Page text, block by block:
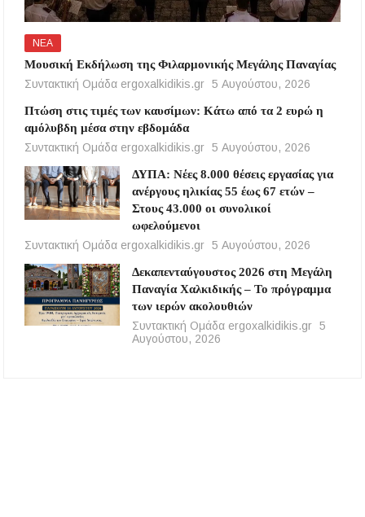
ΝΕΑ
Μουσική Εκδήλωση της Φιλαρμονικής Μεγάλης Παναγίας
Συντακτική Ομάδα ergoxalkidikis.gr 5 Αυγούστου, 2026
Πτώση στις τιμές των καυσίμων: Κάτω από τα 2 ευρώ η
αμόλυβδη μέσα στην εβδομάδα
Συντακτική Ομάδα ergoxalkidikis.gr 5 Αυγούστου, 2026
ΔΥΠΑ: Νέες 8.000 θέσεις εργασίας για
ανέργους ηλικίας 55 έως 67 ετών –
Στους 43.000 οι συνολικοί
ωφελούμενοι
Συντακτική Ομάδα ergoxalkidikis.gr 5 Αυγούστου, 2026
Δεκαπενταύγουστος 2026 στη Μεγάλη
Παναγία Χαλκιδικής – Το πρόγραμμα
των ιερών ακολουθιών
Συντακτική Ομάδα ergoxalkidikis.gr 5
Αυγούστου, 2026